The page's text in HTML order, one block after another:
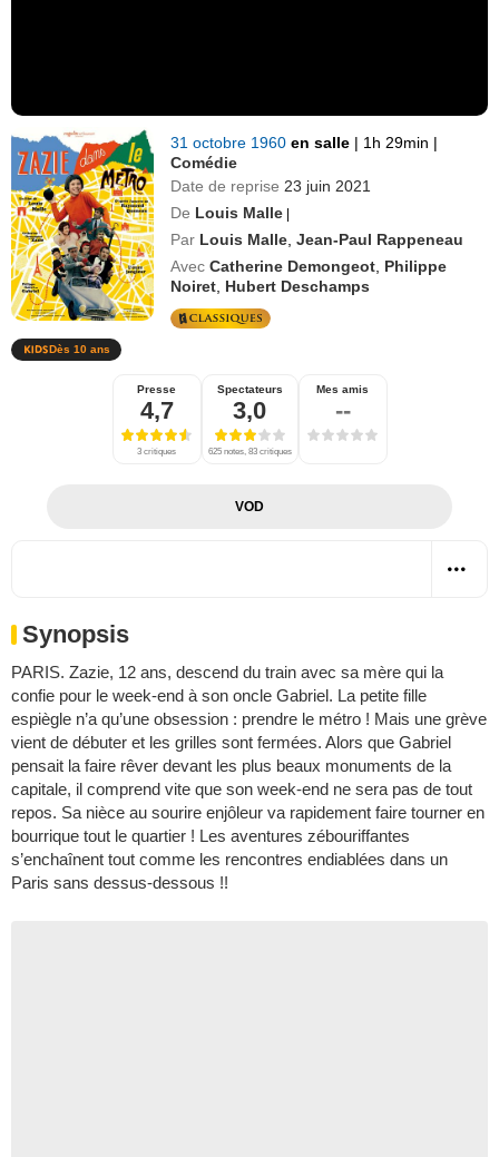
31 octobre 1960en salle | 1h 29min |
Comédie
Date de reprise 23 juin 2021
De Louis Malle |
Par Louis Malle ,Jean-Paul Rappeneau
Avec Catherine Demongeot Philippe
Noiret Hubert Deschamps
Dès 10 ans
Presse
4,7
3 critiques
Spectateurs
3,0
625 notes, 83 critiques
Mes amis
--
VOD
Synopsis
PARIS. Zazie, 12 ans, descend du train avec sa mère qui la
confie pour le week-end à son oncle Gabriel. La petite fille
espiègle n’a qu’une obsession : prendre le métro ! Mais une grève
vient de débuter et les grilles sont fermées. Alors que Gabriel
pensait la faire rêver devant les plus beaux monuments de la
capitale, il comprend vite que son week-end ne sera pas de tout
repos. Sa nièce au sourire enjôleur va rapidement faire tourner en
bourrique tout le quartier ! Les aventures zébouriffantes
s’enchaînent tout comme les rencontres endiablées dans un
Paris sans dessus-dessous !!